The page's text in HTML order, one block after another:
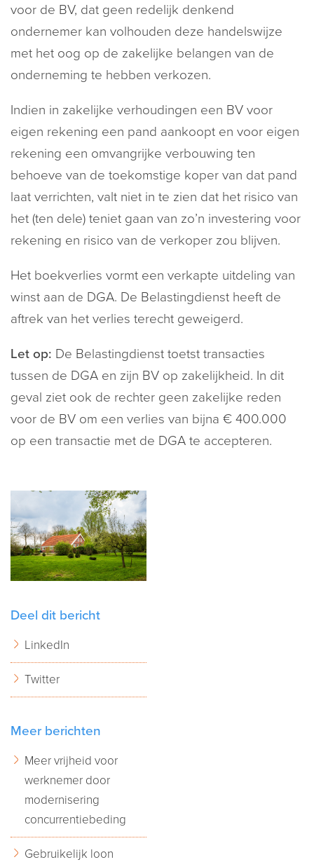
voor de BV, dat geen redelijk denkend
ondernemer kan volhouden deze handelswijze
met het oog op de zakelijke belangen van de
onderneming te hebben verkozen.
Indien in zakelijke verhoudingen een BV voor
eigen rekening een pand aankoopt en voor eigen
rekening een omvangrijke verbouwing ten
behoeve van de toekomstige koper van dat pand
laat verrichten, valt niet in te zien dat het risico van
het (ten dele) teniet gaan van zo’n investering voor
rekening en risico van de verkoper zou blijven.
Het boekverlies vormt een verkapte uitdeling van
winst aan de DGA. De Belastingdienst heeft de
aftrek van het verlies terecht geweigerd.
Let op: De Belastingdienst toetst transacties
tussen de DGA en zijn BV op zakelijkheid. In dit
geval ziet ook de rechter geen zakelijke reden
voor de BV om een verlies van bijna € 400.000
op een transactie met de DGA te accepteren.
Deel dit bericht
LinkedIn
Twitter
Meer berichten
Meer vrijheid voor
werknemer door
modernisering
concurrentiebeding
Gebruikelijk loon